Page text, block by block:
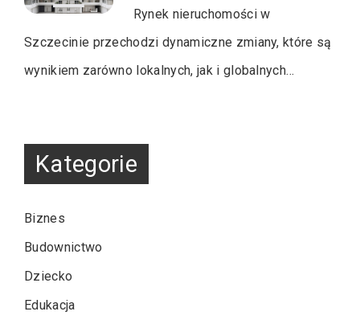
Rynek nieruchomości w
Szczecinie przechodzi dynamiczne zmiany, które są
wynikiem zarówno lokalnych, jak i globalnych…
Kategorie
Biznes
Budownictwo
Dziecko
Edukacja